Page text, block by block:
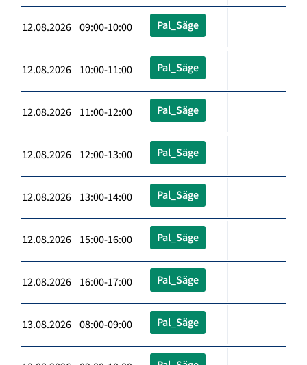
12.08.2026 09:00-10:00 Pal_Säge
12.08.2026 10:00-11:00 Pal_Säge
12.08.2026 11:00-12:00 Pal_Säge
12.08.2026 12:00-13:00 Pal_Säge
12.08.2026 13:00-14:00 Pal_Säge
12.08.2026 15:00-16:00 Pal_Säge
12.08.2026 16:00-17:00 Pal_Säge
13.08.2026 08:00-09:00 Pal_Säge